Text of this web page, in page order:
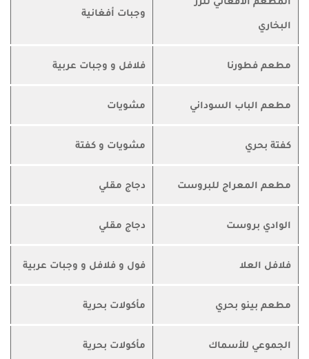
البخاري
وجبات أفغانية
مطعم فطورنا فلافل و وجبات عربية
مطعم الباب السوداني مشويات
كفتة بحري مشويات و كفتة
مطعم المعراج للبروست دجاج مقلي
الوادي بروست دجاج مقلي
فلافل العلا فول و فلافل و وجبات عربية
مطعم بينو بحري مأكولات بحرية
الجموعي للأسماك مأكولات بحرية